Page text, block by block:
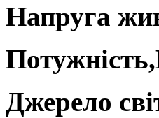
Напруга
Джерело